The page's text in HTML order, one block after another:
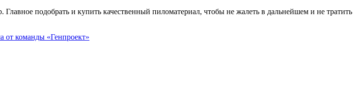
подобрать и купить качественный пиломатериал, чтобы не жалеть в дальнейшем и не тратить
от команды «Генпроект»